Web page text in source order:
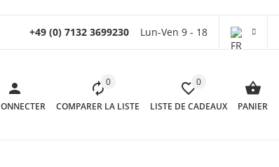
+49 (0) 7132 3699230 Lun-Ven 9 - 18
0
COMPARER LA LISTE
0
LISTE DE CADEAUX PANIER